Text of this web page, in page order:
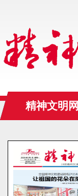
精神文明网